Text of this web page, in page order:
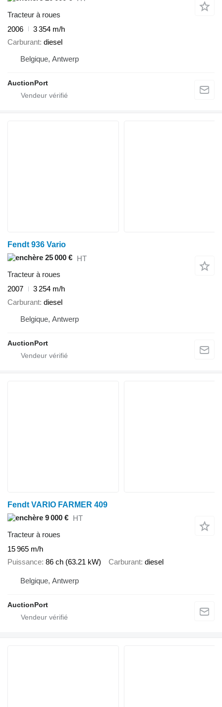
Tracteur à roues
2006
3 354 m/h
Carburant diesel
Belgique, Antwerp
AuctionPort
Fendt 936 Vario
25 000 € HT
Tracteur à roues
2007
3 254 m/h
Carburant diesel
Belgique, Antwerp
AuctionPort
Fendt VARIO FARMER 409
9 000 €
HT
Tracteur à roues
15 965 m/h
Puissance 86 ch (63.21 kW) Carburant diesel
Belgique, Antwerp
AuctionPort